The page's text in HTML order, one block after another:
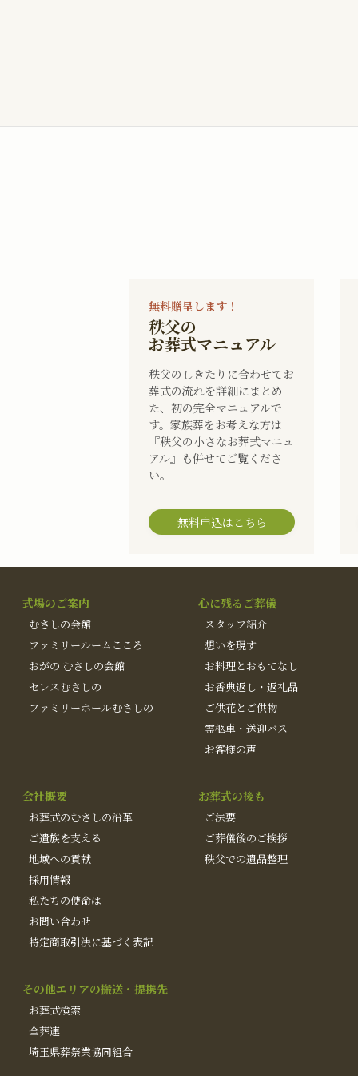
無料贈呈します！
秩父の
お葬式マニュアル
秩父のしきたりに合わせてお
葬式の流れを詳細にまとめ
た、初の完全マニュアルで
す。家族葬をお考えな方は
『秩父の小さなお葬式マニュ
アル』も併せてご覧くださ
い。
無料申込はこちら
式場のご案内
むさしの会館
ファミリールームこころ
おがの むさしの会館
セレスむさしの
ファミリーホールむさしの
心に残るご葬儀
スタッフ紹介
想いを現す
お料理とおもてなし
お香典返し・返礼品
ご供花とご供物
霊柩車・送迎バス
お客様の声
会社概要
お葬式のむさしの沿革
ご遺族を支える
地域への貢献
採用情報
私たちの使命は
お問い合わせ
特定商取引法に基づく表記
お葬式の後も
ご法要
ご葬儀後のご挨拶
秩父での遺品整理
その他エリアの搬送・提携先
お葬式検索
全葬連
埼玉県葬祭業協同組合